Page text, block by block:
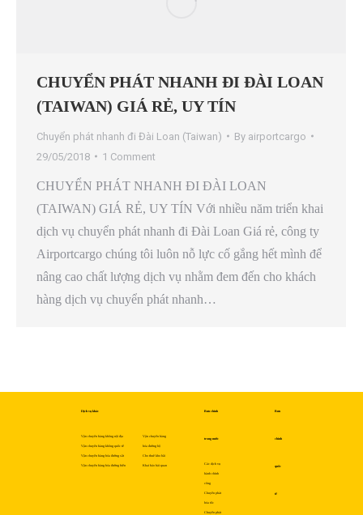
CHUYỂN PHÁT NHANH ĐI ĐÀI LOAN
(TAIWAN) GIÁ RẺ, UY TÍN
Chuyển phát nhanh đi Đài Loan (Taiwan) By airportcargo
29/05/2018
1 Comment
CHUYỂN PHÁT NHANH ĐI ĐÀI LOAN
(TAIWAN) GIÁ RẺ, UY TÍN Với nhiều năm triển khai
dịch vụ chuyển phát nhanh đi Đài Loan Giá rẻ, công ty
Airportcargo chúng tôi luôn nỗ lực cố gắng hết mình để
nâng cao chất lượng dịch vụ nhằm đem đến cho khách
hàng dịch vụ chuyển phát nhanh…
Dịch vụ khác
Vận chuyển hàng không nội địa
Vận chuyển hàng không quốc tế
Vận chuyển hàng hóa đường sắt
Vận chuyển hàng hóa đường biển
Vận chuyển hàng
hóa đường bộ
Cho thuê kho bãi
Khai báo hải quan
Bưu chính
trong nước
Các dịch vụ
hành chính
công
Chuyển phát
hỏa tốc
Chuyển phát
Bưu
chính
quốc
tế